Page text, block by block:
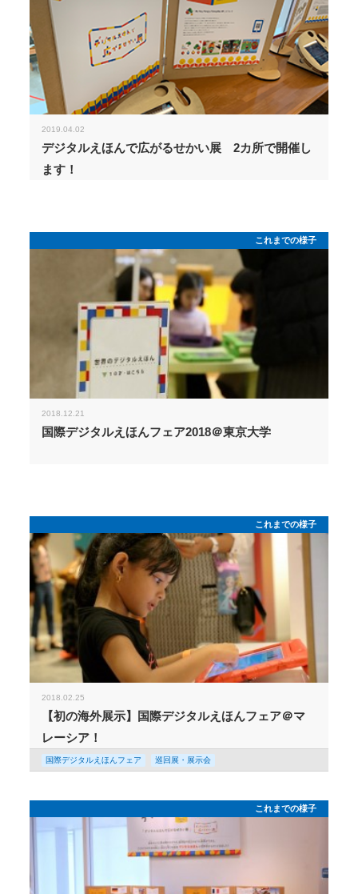
2019.04.02
デジタルえほんで広がるせかい展 2カ所で開催し
ます！
これまでの様子
2018.12.21
国際デジタルえほんフェア2018＠東京大学
これまでの様子
2018.02.25
【初の海外展示】国際デジタルえほんフェア＠マ
レーシア！
国際デジタルえほんフェア 巡回展・展示会
これまでの様子